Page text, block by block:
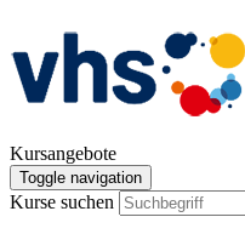
Kursangebote
Toggle navigation
Kurse suchen